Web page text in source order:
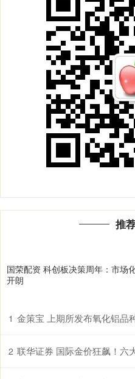
推
国荣配资 科创板决策周年：市场
开朗
1 金策宝 上期所发布氧化铝品
2 联华证券 国际金价狂飙！六